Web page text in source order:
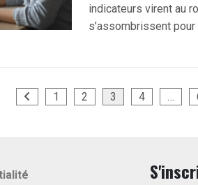
indicateurs virent au
s’assombrissent
1 2 3 4 …